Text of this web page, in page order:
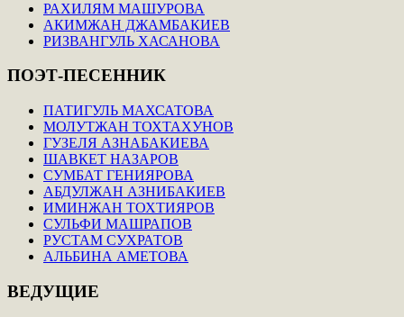
РАХИЛЯМ МАШУРОВА
АКИМЖАН ДЖАМБАКИЕВ
РИЗВАНГУЛЬ ХАСАНОВА
ПОЭТ-ПЕСЕННИК
ПАТИГУЛЬ МАХСАТОВА
МОЛУТЖАН ТОХТАХУНОВ
ГУЗЕЛЯ АЗНАБАКИЕВА
ШАВКЕТ НАЗАРОВ
СУМБАТ ГЕНИЯРОВА
АБДУЛЖАН АЗНИБАКИЕВ
ИМИНЖАН ТОХТИЯРОВ
СУЛЬФИ МАШРАПОВ
РУСТАМ СУХРАТОВ
АЛЬБИНА АМЕТОВА
ВЕДУЩИЕ